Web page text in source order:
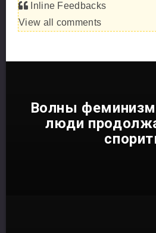
Inline Feedbacks
View all comments
Волны
люди